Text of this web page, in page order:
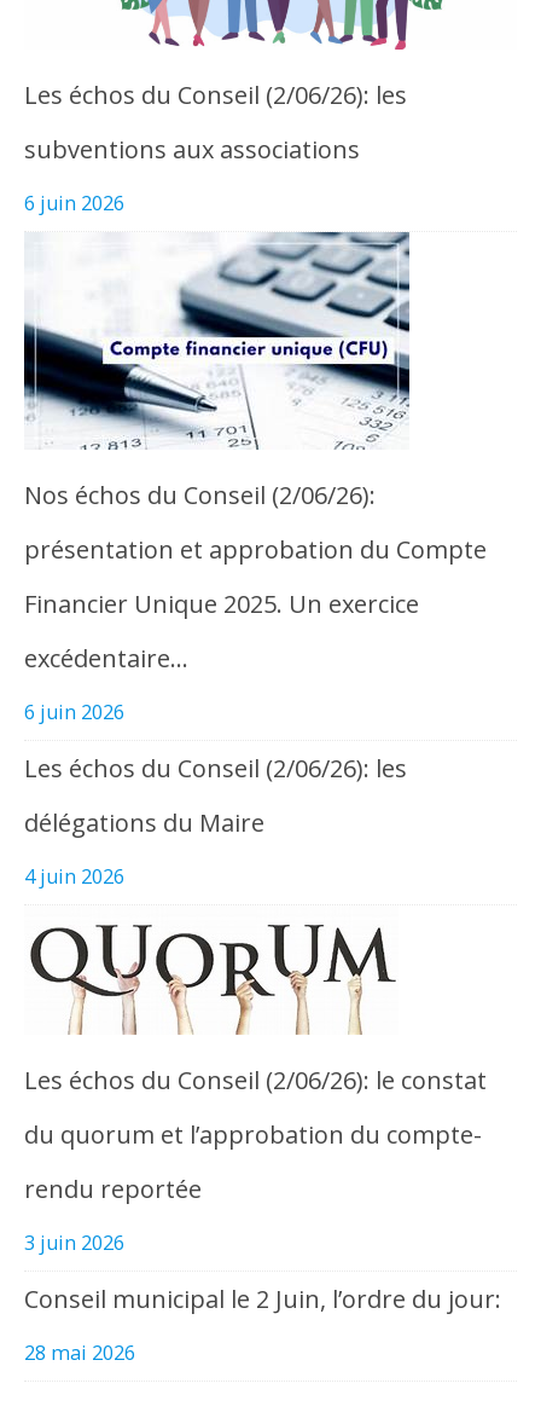
Les échos du Conseil (2/06/26): les
subventions aux associations
6 juin 2026
Nos échos du Conseil (2/06/26):
présentation et approbation du Compte
Financier Unique 2025. Un exercice
excédentaire…
6 juin 2026
Les échos du Conseil (2/06/26): les
délégations du Maire
4 juin 2026
Les échos du Conseil (2/06/26): le constat
du quorum et l’approbation du compte-
rendu reportée
3 juin 2026
Conseil municipal le 2 Juin, l’ordre du jour:
28 mai 2026